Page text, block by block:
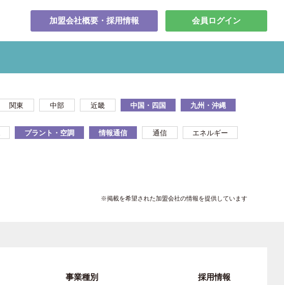
加盟会社概要・採用情報 会員ログイン
関東 中部 近畿 中国・四国 九州・沖縄
プラント・空調 情報通信 通信 エネルギー
※掲載を希望された加盟会社の情報を提供しています
事業種別 採用情報